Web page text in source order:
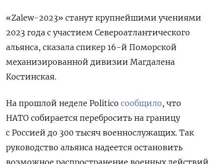
«Zalew-2023» станут крупнейшими учениями
2023 года с участием Североатлантического
альянса, сказала спикер 16-й Поморской
механизированной дивизии Магдалена
Костинская.
На прошлой неделе Politico сообщило, что
НАТО собирается перебросить на границу
с Россией до 300 тысяч военнослужащих. Так
руководство альянса надеется остановить